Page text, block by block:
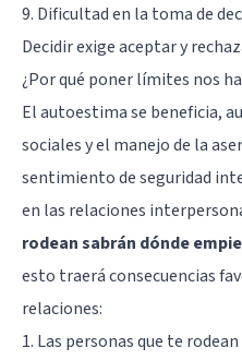
9. Dificultad en la toma de
Decidir exige aceptar y
¿Por qué poner límites nos
El autoestima se beneficia,
sociales y el manejo de la
sentimiento de seguridad
en las relaciones
rodean sabrán dónde
esto traerá consecuencias
relaciones:
1. Las personas que te